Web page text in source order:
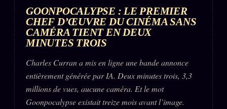
GOONPOCALYPSE : LE PREMIER
CHEF D’ŒUVRE DU CINÉMA SANS
CAMÉRA TIENT EN DEUX
MINUTES TROIS
Charles Curran a mis en ligne une bande annonce
entièrement générée par IA. Deux minutes trois, 3,3
millions de vues, aucune caméra. Et le mot
Goonpocalypse existait treize mois avant l’image.